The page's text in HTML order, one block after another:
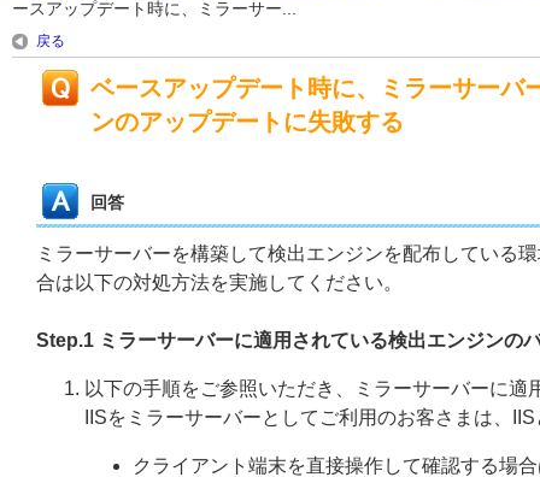
ースアップデート時に、ミラーサー...
戻る
ベースアップデート時に、ミラーサーバ
ンのアップデートに失敗する
回答
ミラーサーバーを構築して検出エンジンを配布している
合は以下の対処方法を実施してください。
Step.1 ミラーサーバーに適用されている検出エンジンの
以下の手順をご参照いただき、ミラーサーバーに
IISをミラーサーバーとしてご利用のお客さまは、
クライアント端末を直接操作して確認する場